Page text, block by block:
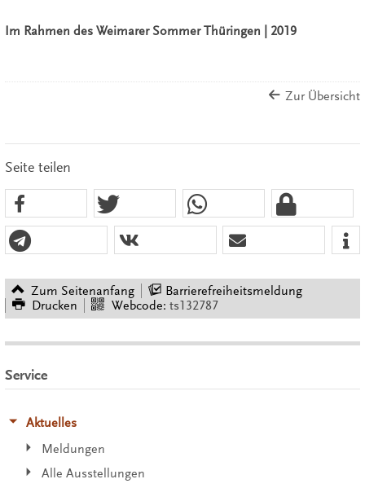
Im Rahmen des Weimarer Sommer Thüringen | 2019
Zur Übersicht
Seite teilen
Zum Seitenanfang
Barrierefreiheitsmeldung
Drucken
Webcode: ts132787
Service
Aktuelles
Meldungen
Alle Ausstellungen